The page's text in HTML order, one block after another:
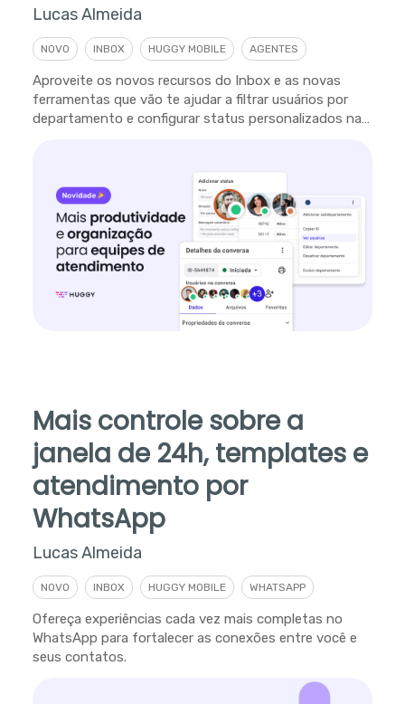
Lucas Almeida
NOVO INBOX HUGGY MOBILE AGENTES
Aproveite os novos recursos do Inbox e as novas
ferramentas que vão te ajudar a filtrar usuários por
departamento e configurar status personalizados na
Mais controle sobre a
janela de 24h, templates e
atendimento por
WhatsApp
Lucas Almeida
NOVO INBOX HUGGY MOBILE WHATSAPP
Ofereça experiências cada vez mais completas no
WhatsApp para fortalecer as conexões entre você e
seus contatos.